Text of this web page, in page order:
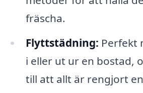
fräscha.
Flyttstädning: Perfekt
i eller ut ur en bostad,
till att allt är rengjort